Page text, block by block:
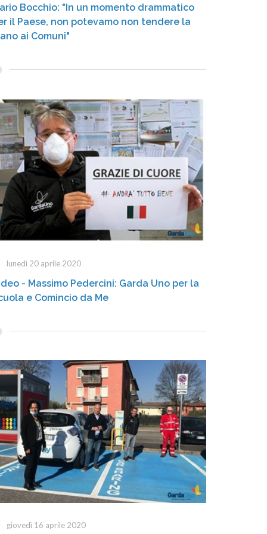
Bocchio: "In un momento drammatico
il Paese, non potevamo non tendere la
ai Comuni"
lunedì 20 aprile 2020
- Massimo Pedercini: Garda Uno per la
e Comincio da Me
giovedì 16 aprile 2020